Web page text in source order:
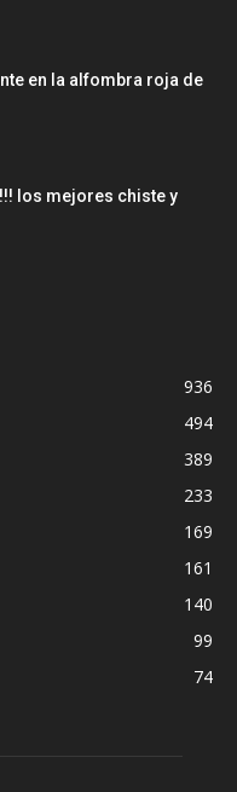
en la alfombra roja de
los mejores chiste y
936
494
389
233
169
161
140
99
74